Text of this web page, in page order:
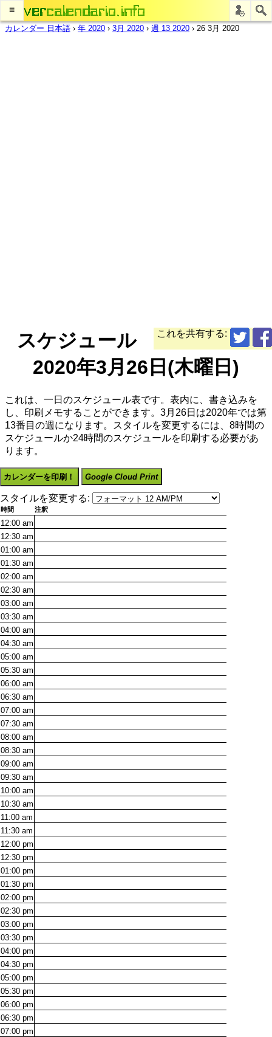
≡
カレンダー 日本語 › 年 2020 › 3月 2020 › 週 13 2020 › 26 3月 2020
これを共有する:
スケジュール
2020年3月26日(木曜日)
これは、一日のスケジュール表です。表内に、書き込みを
し、印刷メモすることができます。3月26日は2020年では第
13番目の週になります。スタイルを変更するには、8時間の
スケジュールか24時間のスケジュールを印刷する必要があ
ります。
カレンダーを印刷！ Google Cloud Print
スタイルを変更する:
時間 注釈
12:00 am
12:30 am
01:00 am
01:30 am
02:00 am
02:30 am
03:00 am
03:30 am
04:00 am
04:30 am
05:00 am
05:30 am
06:00 am
06:30 am
07:00 am
07:30 am
08:00 am
08:30 am
09:00 am
09:30 am
10:00 am
10:30 am
11:00 am
11:30 am
12:00 pm
12:30 pm
01:00 pm
01:30 pm
02:00 pm
02:30 pm
03:00 pm
03:30 pm
04:00 pm
04:30 pm
05:00 pm
05:30 pm
06:00 pm
06:30 pm
07:00 pm